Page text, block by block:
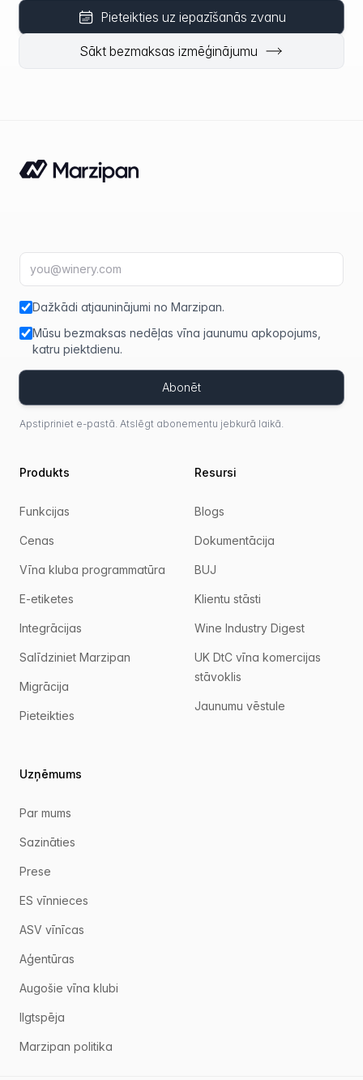
Pieteikties uz iepazīšanās zvanu
Sākt bezmaksas izmēģinājumu
E-pasta adrese
Dažkādi atjauninājumi no Marzipan.
Mūsu bezmaksas nedēļas vīna jaunumu apkopojums,
katru piektdienu.
Abonēt
Apstipriniet e-pastā. Atslēgt abonementu jebkurā laikā.
Produkts
Funkcijas
Cenas
Vīna kluba programmatūra
E-etiketes
Integrācijas
Salīdziniet Marzipan
Migrācija
Pieteikties
Resursi
Blogs
Dokumentācija
BUJ
Klientu stāsti
Wine Industry Digest
UK DtC vīna komercijas
stāvoklis
Jaunumu vēstule
Uzņēmums
Par mums
Sazināties
Prese
ES vīnnieces
ASV vīnīcas
Aģentūras
Augošie vīna klubi
Ilgtspēja
Marzipan politika